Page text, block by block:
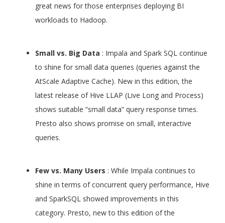
great news for those enterprises deploying BI
workloads to Hadoop.
Small vs. Big Data : Impala and Spark SQL continue
to shine for small data queries (queries against the
AtScale Adaptive Cache). New in this edition, the
latest release of Hive LLAP (Live Long and Process)
shows suitable “small data” query response times.
Presto also shows promise on small, interactive
queries.
Few vs. Many Users : While Impala continues to
shine in terms of concurrent query performance, Hive
and SparkSQL showed improvements in this
category. Presto, new to this edition of the